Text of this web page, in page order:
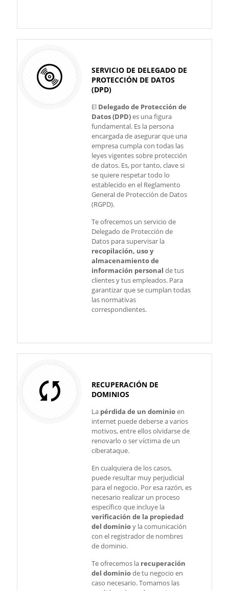
SERVICIO DE DELEGADO DE
PROTECCIÓN DE DATOS
(DPD)
El Delegado de Protección de
Datos (DPD)es una figura
fundamental. Es la persona
encargada de asegurar que una
empresa cumpla con todas las
leyes vigentes sobre protección
de datos. Es, por tanto, clave si
se quiere respetar todo lo
establecido en el Reglamento
General de Protección de Datos
(RGPD).
Te ofrecemos un servicio de
Delegado de Protección de
Datos para supervisar la
recopilación, uso y
almacenamiento de
información personal de tus
clientes y tus empleados. Para
garantizar que se cumplan todas
las normativas
correspondientes.
RECUPERACIÓN DE
DOMINIOS
La pérdida de un dominioen
internet puede deberse a varios
motivos, entre ellos olvidarse de
renovarlo o ser víctima de un
ciberataque.
En cualquiera de los casos,
puede resultar muy perjudicial
para el negocio. Por esa razón, es
necesario realizar un proceso
específico que incluye la
verificación de la propiedad
del dominioy la comunicación
con el registrador de nombres
de dominio.
Te ofrecemos la recuperación
del dominiode tu negocio en
caso necesario. Tomamos las